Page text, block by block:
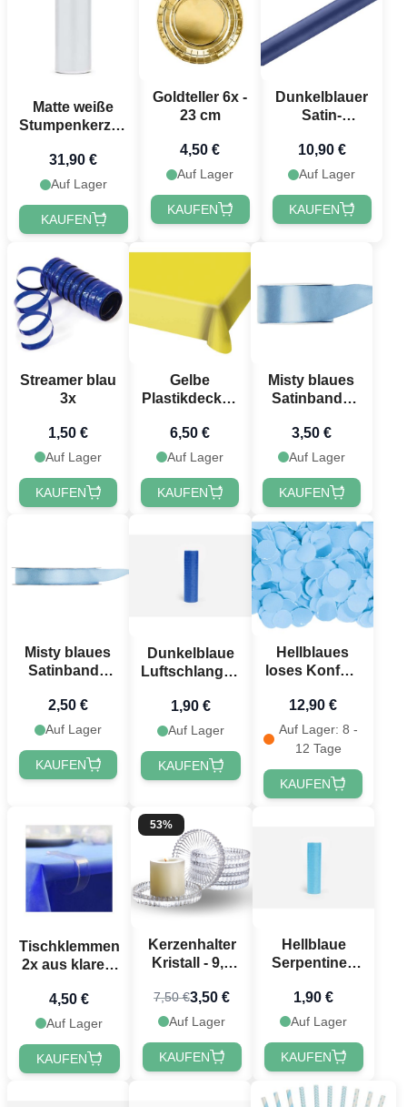
Matte weiße
Stumpenkerzen
31,90 €
Auf Lager
KAUFEN
Goldteller 6x -
23 cm
4,50 €
Auf Lager
KAUFEN
Dunkelblauer
Satin-
Meter
10,90 €
Auf Lager
KAUFEN
Streamer blau
3x
1,50 €
Auf Lager
KAUFEN
Gelbe
Plastikdecke -
6,50 €
Auf Lager
KAUFEN
Misty blaues
Satinband -
3,50 €
Auf Lager
KAUFEN
Misty blaues
Satinband -
2,50 €
Auf Lager
KAUFEN
Dunkelblaue
Luftschlangen
1,90 €
Auf Lager
KAUFEN
Hellblaues
loses Konfetti
12,90 €
Auf Lager: 8 -
12 Tage
KAUFEN
Tischklemmen
2x aus klarem
4,50 €
Auf Lager
KAUFEN
53%
Kerzenhalter
Kristall - 9,5
7,50 €3,50 €
Auf Lager
KAUFEN
Hellblaue
Serpentinen
1,90 €
Auf Lager
KAUFEN
Möchtest du 10 % Rabatt
erhalten? 🎁
Erhalte 10 % Rabattauf deine nächste
Bestellung, indem du dich für unseren